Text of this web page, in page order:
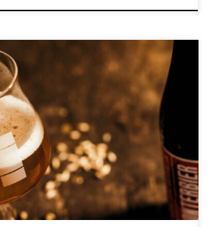
die… … Craftbeer probieren, … ein
… Blues & Folk von „The
hören, … das Team des Autowerks
Autowerkstatt von Innen sehen oder
Nachmittag verbringen wollen. Zu
im Mittelmeer! […]